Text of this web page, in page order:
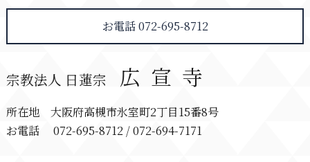
お電話 072-695-8712
宗教法人 日蓮宗 広宣寺
所在地 大阪府高槻市氷室町2丁目15番8号
お電話 072-695-8712 / 072-694-7171